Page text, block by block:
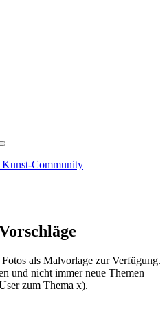
Community
als Malvorlage zur Verfügung.
und nicht immer neue Themen
zum Thema x).